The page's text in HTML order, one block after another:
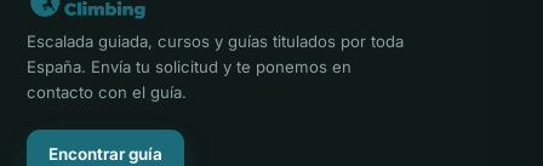
Escalada guiada, cursos y guías titulados por toda
España. Envía tu solicitud y te ponemos en
contacto con el guía.
Encontrar guía